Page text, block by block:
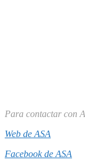
Para contactar con
Web de ASA
Facebook de ASA